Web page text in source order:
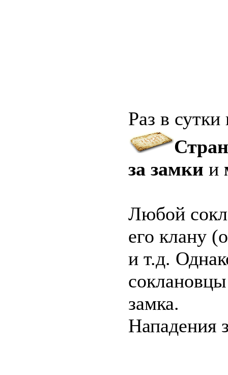
Раз в
за замки и
Любой
его клану
и т.д.
замка.
Нападения